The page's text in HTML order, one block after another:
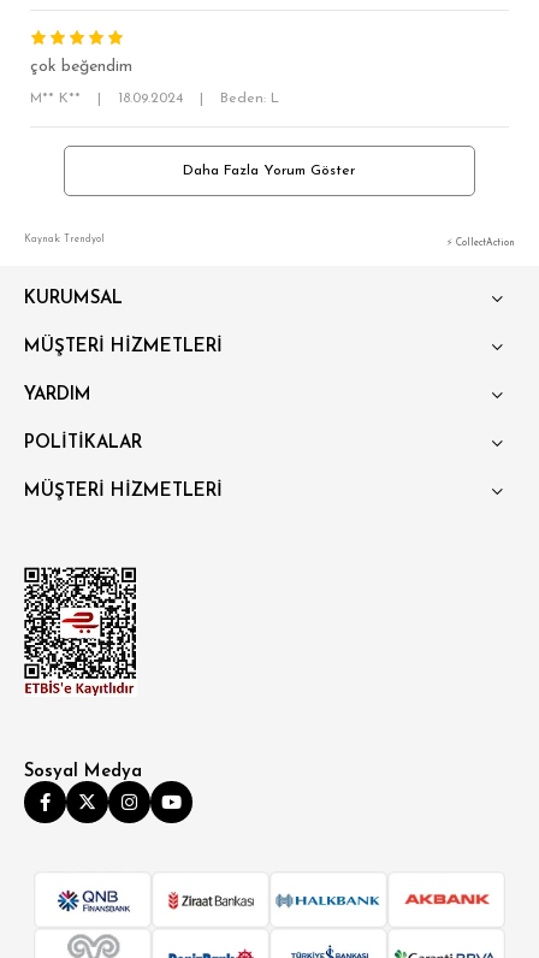
çok beğendim
M** K** 18.09.2024 Beden: L
Daha Fazla Yorum Göster
Kaynak: Trendyol ⚡ CollectAction
KURUMSAL
MÜŞTERİ HİZMETLERİ
YARDIM
POLİTİKALAR
MÜŞTERİ HİZMETLERİ
Sosyal Medya